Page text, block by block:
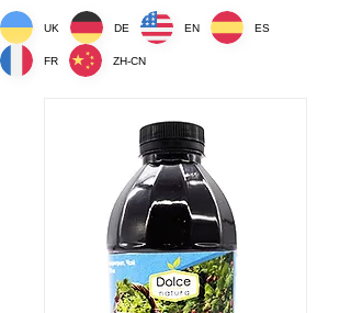
UK DE EN ES
FR ZH-CN